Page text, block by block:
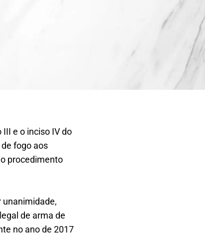
e o inciso IV do
fogo aos
procedimento
unanimidade,
de arma de
no ano de 2017